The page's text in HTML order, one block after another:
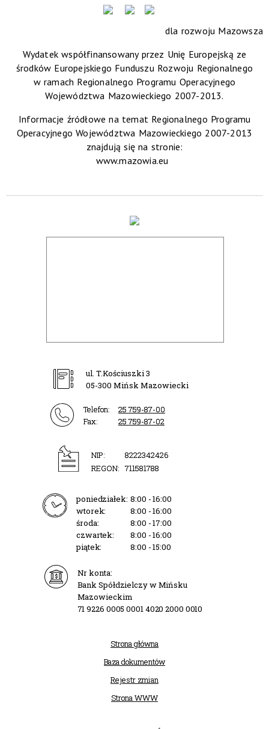
dla rozwoju Mazowsza
Wydatek współfinansowany przez Unię Europejską ze
środków Europejskiego Funduszu Rozwoju Regionalnego
w ramach Regionalnego Programu Operacyjnego
Województwa Mazowieckiego 2007-2013.
Informacje źródłowe na temat Regionalnego Programu
Operacyjnego Województwa Mazowieckiego 2007-2013
znajdują się na stronie:
www.mazowia.eu
ul. T.Kościuszki 3
05-300 Mińsk Mazowiecki
Telefon:
25 759-87-00
Fax:
25 759-87-02
NIP:
8222342426
REGON: 711581788
poniedziałek: 8:00 - 16:00
wtorek:
8:00 - 16:00
środa:
8:00 - 17:00
czwartek:
8:00 - 16:00
piątek:
8:00 - 15:00
Nr konta:
Bank Spółdzielczy w Mińsku
Mazowieckim
71 9226 0005 0001 4020 2000 0010
Strona główna
Baza dokumentów
Rejestr zmian
Strona WWW